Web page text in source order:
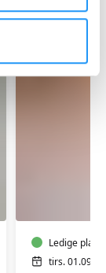
Ledige
tirs.